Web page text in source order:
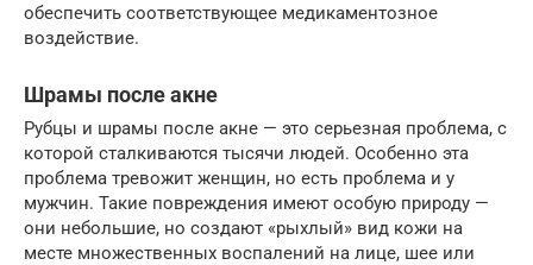
обеспечить соответствующее медикаментозное
воздействие.
Шрамы после акне
Рубцы и шрамы после акне — это серьезная проблема, с
которой сталкиваются тысячи людей. Особенно эта
проблема тревожит женщин, но есть проблема и у
мужчин. Такие повреждения имеют особую природу —
они небольшие, но создают «рыхлый» вид кожи на
месте множественных воспалений на лице, шее или